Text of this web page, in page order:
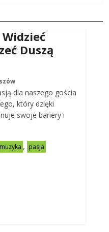
Widzieć
Duszą
dla naszego gościa
który dzięki
swoje bariery i
muzyka , pasja